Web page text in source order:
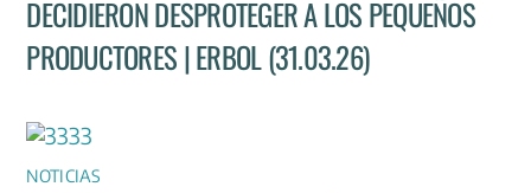
DECIDIERON DESPROTEGER A LOS PEQUEÑOS
PRODUCTORES | ERBOL (31.03.26)
NOTICIAS